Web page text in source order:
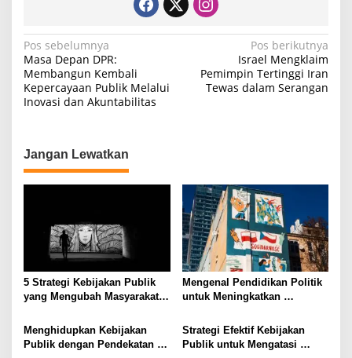
N
a
v
a
s
s
Pos sebelumnya
Masa Depan DPR:
Membangun Kembali
Kepercayaan Publik Melalui
Inovasi dan Akuntabilitas
Pos berikutnya
Israel Mengklaim
Pemimpin Tertinggi Iran
Tewas dalam Serangan
Jangan Lewatkan
5 Strategi Kebijakan Publik
yang Mengubah Masyarakat
Mengenal Pendidikan Politik
untuk Meningkatkan
Menghidupkan Kebijakan
Publik dengan Pendekatan
Strategi Efektif Kebijakan
Publik untuk Mengatasi